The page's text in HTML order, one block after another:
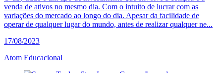
venda de ativos no mesmo dia. Com o intuito de lucrar com as
variações do mercado ao longo do dia. Apesar da facilidade de
operar de qualquer lugar do mundo, antes de realizar qualquer ne...
17/08/2023
Atom Educacional